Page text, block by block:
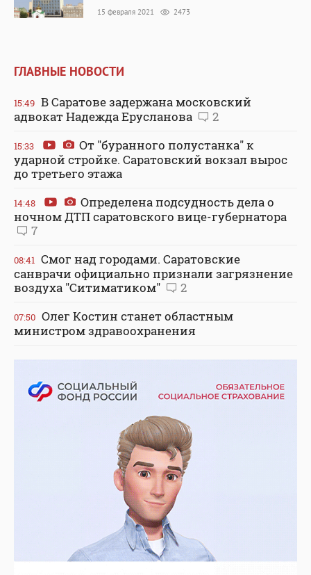
15 февраля 2021 2473
ГЛАВНЫЕ НОВОСТИ
15:49 В Саратове задержана московский
адвокат Надежда Ерусланова
2
15:33
От "буранного полустанка" к
ударной стройке. Саратовский вокзал вырос
до третьего этажа
14:48
Определена подсудность дела о
ночном ДТП саратовского вице-губернатора
7
08:41 Смог над городами. Саратовские
санврачи официально признали загрязнение
воздуха "Ситиматиком"
2
07:50 Олег Костин станет областным
министром здравоохранения